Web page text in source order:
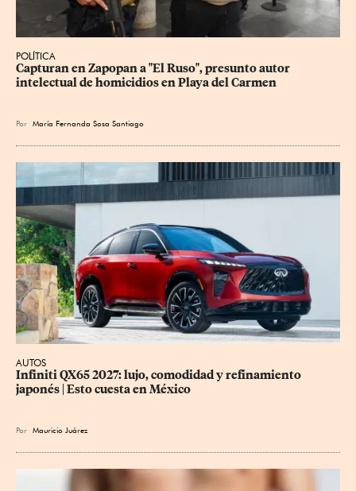
POLÍTICA
Capturan en Zapopan a "El Ruso", presunto autor
intelectual de homicidios en Playa del Carmen
Por María Fernanda Sosa Santiago
AUTOS
Infiniti QX65 2027: lujo, comodidad y refinamiento
japonés | Esto cuesta en México
Por Mauricio Juárez